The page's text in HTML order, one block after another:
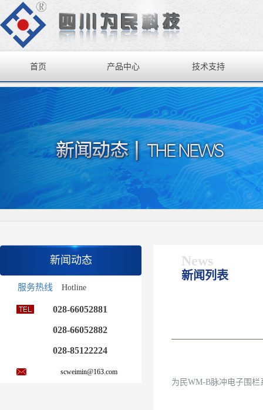
首页 产品中心 技术支持
新闻动态
服务热线 Hotline
028-66052881
028-66052882
028-85122224
scweimin@163.com
News
新闻列表
为民WM-B脉冲电子围